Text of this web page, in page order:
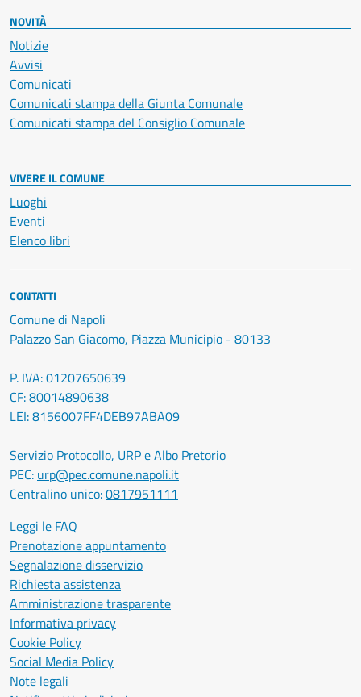
NOVITÀ
Notizie
Avvisi
Comunicati
Comunicati stampa della Giunta Comunale
Comunicati stampa del Consiglio Comunale
VIVERE IL COMUNE
Luoghi
Eventi
Elenco libri
CONTATTI
Comune di Napoli
Palazzo San Giacomo, Piazza Municipio - 80133
P. IVA: 01207650639
CF: 80014890638
LEI: 8156007FF4DEB97ABA09
Servizio Protocollo, URP e Albo Pretorio
PEC: urp@pec.comune.napoli.it
Centralino unico:0817951111
Leggi le FAQ
Prenotazione appuntamento
Segnalazione disservizio
Richiesta assistenza
Amministrazione trasparente
Informativa privacy
Cookie Policy
Social Media Policy
Note legali